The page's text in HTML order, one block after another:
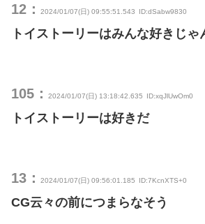
12： 2024/01/07(日) 09:55:51.543 ID:dSabw9830
トイストーリーはみんな好きじゃ
105： 2024/01/07(日) 13:18:42.635 ID:xqJlUwOm0
トイストーリーは好きだ
13： 2024/01/07(日) 09:56:01.185 ID:7KcnXTS+0
CG云々の前につまらなそう